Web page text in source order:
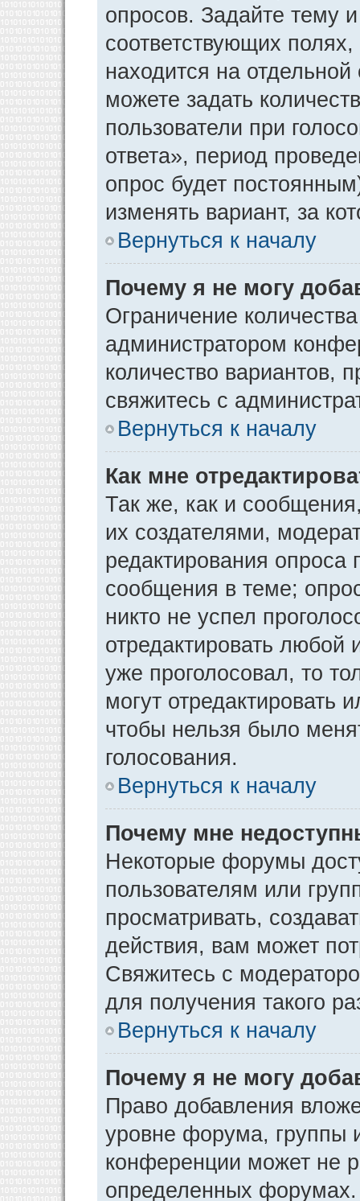
опросов. Задайте тему
соответствующих
находится на
можете задать
пользователи при
ответа», период
опрос будет
изменять вариант, за
Вернуться к началу
Почему я не могу
Ограничение
администратором
количество вариантов,
свяжитесь с
Вернуться к началу
Как мне
Так же, как и
их создателями,
редактирования опроса
сообщения в теме;
никто не успел
отредактировать любой
уже проголосовал, то
могут отредактировать
чтобы нельзя было
голосования.
Вернуться к началу
Почему мне
Некоторые форумы
пользователям или
просматривать,
действия, вам может
Свяжитесь с
для получения такого
Вернуться к началу
Почему я не могу
Право добавления
уровне форума, группы
конференции может не
определенных